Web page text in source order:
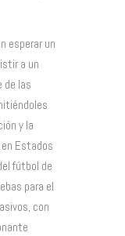
esperar un
a un
de las
y la
Estados
fútbol de
para el
con